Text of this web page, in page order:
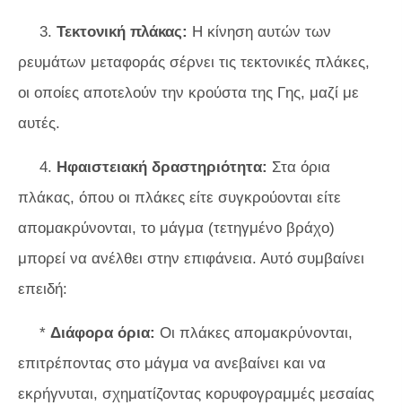
3. Τεκτονική πλάκας: Η κίνηση αυτών των
ρευμάτων μεταφοράς σέρνει τις τεκτονικές πλάκες,
οι οποίες αποτελούν την κρούστα της Γης, μαζί με
αυτές.
4. Ηφαιστειακή δραστηριότητα: Στα όρια
πλάκας, όπου οι πλάκες είτε συγκρούονται είτε
απομακρύνονται, το μάγμα (τετηγμένο βράχο)
μπορεί να ανέλθει στην επιφάνεια. Αυτό συμβαίνει
επειδή:
* Διάφορα όρια: Οι πλάκες απομακρύνονται,
επιτρέποντας στο μάγμα να ανεβαίνει και να
εκρήγνυται, σχηματίζοντας κορυφογραμμές μεσαίας